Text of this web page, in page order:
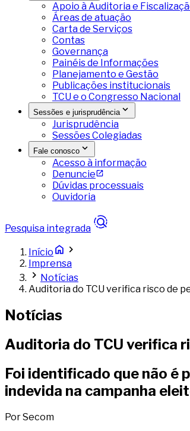
Apoio à Auditoria e
Áreas de atuação
Carta de Serviços
Contas
Governança
Painéis de Informações
Planejamento e Gestão
Publicações institucionais
TCU e o Congresso Nacional
Sessões e jurisprudência
Jurisprudência
Sessões Colegiadas
Fale conosco
Acesso à informação
Denuncie
Dúvidas processuais
Ouvidoria
Pesquisa integrada
Início
Imprensa
Notícias
Auditoria do TCU verifica risco de
Notícias
Auditoria do TCU verifica
Foi identificado que não é
indevida na campanha
Por Secom